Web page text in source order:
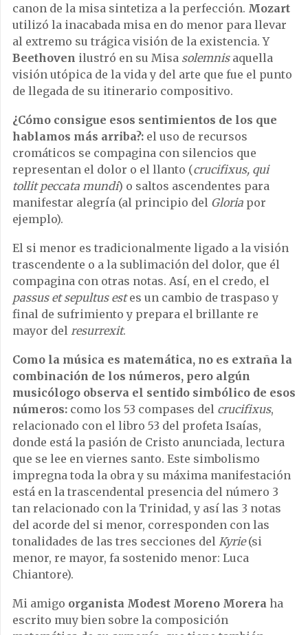
canon de la misa sintetiza a la perfección. Mozart
utilizó la inacabada misa en do menor para llevar
al extremo su trágica visión de la existencia. Y
Beethoven ilustró en su Misa solemnisaquella
visión utópica de la vida y del arte que fue el punto
de llegada de su itinerario compositivo.
¿Cómo consigue esos sentimientos de los que
hablamos más arriba?: el uso de recursos
cromáticos se compagina con silencios que
representan el dolor o el llanto (crucifixus, qui
tollit peccata mundi) o saltos ascendentes para
manifestar alegría (al principio del Gloria por
ejemplo).
El si menor es tradicionalmente ligado a la visión
trascendente o a la sublimación del dolor, que él
compagina con otras notas. Así, en el credo, el
passus et sepultus estes un cambio de traspaso y
final de sufrimiento y prepara el brillante re
mayor del resurrexit.
Como la música es matemática, no es extraña la
combinación de los números, pero algún
musicólogo observa el sentido simbólico de esos
números: como los 53 compases del crucifixus,
relacionado con el libro 53 del profeta Isaías,
donde está la pasión de Cristo anunciada, lectura
que se lee en viernes santo. Este simbolismo
impregna toda la obra y su máxima manifestación
está en la trascendental presencia del número 3
tan relacionado con la Trinidad, y así las 3 notas
del acorde del si menor, corresponden con las
tonalidades de las tres secciones del Kyrie(si
menor, re mayor, fa sostenido menor: Luca
Chiantore).
Mi amigo organista Modest Moreno Morera ha
escrito muy bien sobre la composición